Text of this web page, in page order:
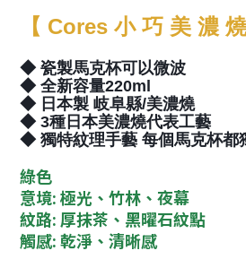
【 Cores 小 巧 美 濃
◆ 瓷製馬克杯可以微波
◆ 全新容量220ml
◆ 日本製 岐阜縣/美濃燒
◆ 3種 日本美濃燒代表工藝
◆ 獨特紋理手藝 每個馬克杯都
綠色
意境:極光、竹林、夜幕
紋路: 厚抹茶、黑曜石紋點
觸感:乾淨、清晰感